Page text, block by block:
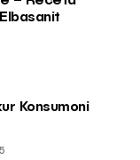
Konsumoni